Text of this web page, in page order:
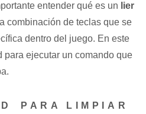
‌entender‍ qué⁢ es⁣ un​ lier
combinación de teclas que se
dentro del juego. En este
para ejecutar un comando que⁤
PARA LIMPIAR